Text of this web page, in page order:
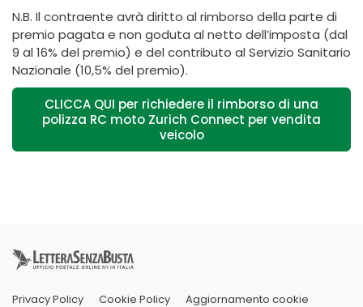
N.B. Il contraente avrà diritto al rimborso della parte di
premio pagata e non goduta al netto dell’imposta (dal
9 al 16% del premio) e del contributo al Servizio Sanitario
Nazionale (10,5% del premio).
CLICCA QUI per richiedere il rimborso di una
polizza RC moto Zurich Connect per vendita
veicolo
Privacy Policy Cookie Policy Aggiornamento cookie